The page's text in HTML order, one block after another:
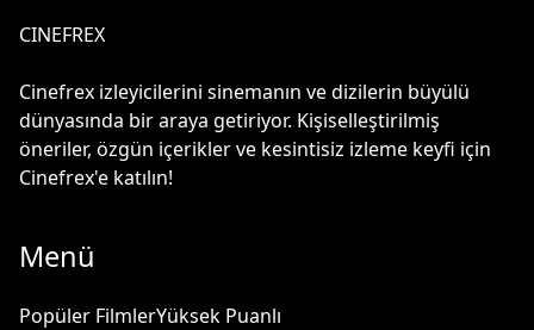
CINEFREX
Cinefrex izleyicilerini sinemanın ve dizilerin büyülü
dünyasında bir araya getiriyor. Kişiselleştirilmiş
öneriler, özgün içerikler ve kesintisiz izleme keyfi için
Cinefrex'e katılın!
Menü
Popüler FilmlerYüksek Puanlı